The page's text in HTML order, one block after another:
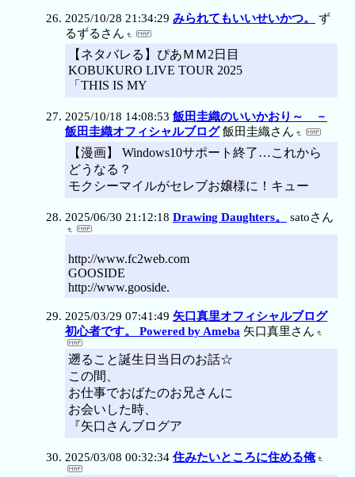
2025/10/28 21:34:29 みられてもいいせいかつ。
ず
るずるさん
【ネタバレる】ぴあＭＭ2日目
KOBUKURO LIVE TOUR 2025
「THIS IS MY
2025/10/18 14:08:53 飯田圭織のいいかおり～ －
飯田圭織オフィシャルブログ 飯田圭織さん
【漫画】 Windows10サポート終了…これから
どうなる？
モクシーマイルがセレブお嬢様に！キュー
2025/06/30 21:12:18 Drawing Daughters。 satoさん
http://www.fc2web.com
GOOSIDE
http://www.gooside.
2025/03/29 07:41:49 矢口真里オフィシャルブログ
初心者です。 Powered by Ameba 矢口真里さん
遡ること誕生日当日のお話☆
この間、
お仕事でおばたのお兄さんに
お会いした時、
『矢口さんブログア
2025/03/08 00:32:34 住みたいところに住める俺